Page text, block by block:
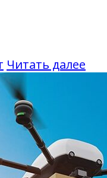
Читать далее